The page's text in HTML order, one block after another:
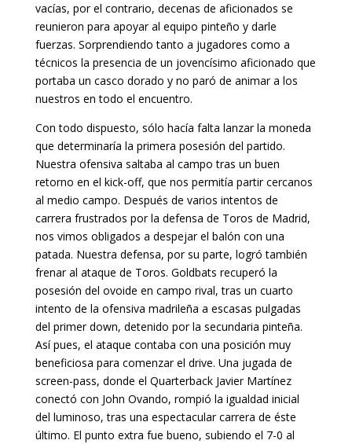
vacías, por el contrario, decenas de aficionados se
reunieron para apoyar al equipo pinteño y darle
fuerzas. Sorprendiendo tanto a jugadores como a
técnicos la presencia de un jovencísimo aficionado que
portaba un casco dorado y no paró de animar a los
nuestros en todo el encuentro.
Con todo dispuesto, sólo hacía falta lanzar la moneda
que determinaría la primera posesión del partido.
Nuestra ofensiva saltaba al campo tras un buen
retorno en el kick-off, que nos permitía partir cercanos
al medio campo. Después de varios intentos de
carrera frustrados por la defensa de Toros de Madrid,
nos vimos obligados a despejar el balón con una
patada. Nuestra defensa, por su parte, logró también
frenar al ataque de Toros. Goldbats recuperó la
posesión del ovoide en campo rival, tras un cuarto
intento de la ofensiva madrileña a escasas pulgadas
del primer down, detenido por la secundaria pinteña.
Así pues, el ataque contaba con una posición muy
beneficiosa para comenzar el drive. Una jugada de
screen-pass, donde el Quarterback Javier Martínez
conectó con John Ovando, rompió la igualdad inicial
del luminoso, tras una espectacular carrera de éste
último. El punto extra fue bueno, subiendo el 7-0 al